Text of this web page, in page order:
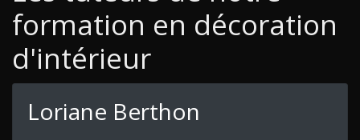
formation en décoration
d'intérieur
Loriane Berthon